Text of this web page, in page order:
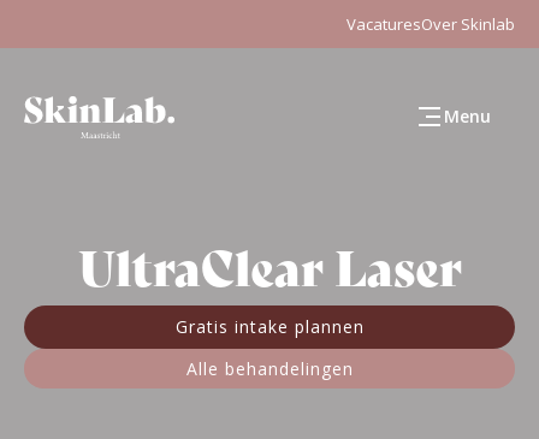
VacaturesOver Skinlab
Menu
UltraClear Laser
Gratis intake plannen
Alle behandelingen